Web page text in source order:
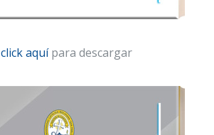
click aquípara descargar